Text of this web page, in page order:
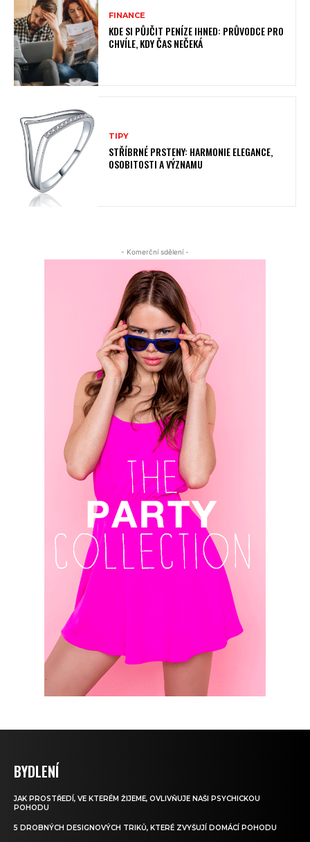
BYDLENÍ
JAK PROSTŘEDÍ, VE KTERÉM ŽIJEME, OVLIVŇUJE NAŠI PSYCHICKOU
POHODU
5 DROBNÝCH DESIGNOVÝCH TRIKŮ, KTERÉ ZVYŠUJÍ DOMÁCÍ POHODU